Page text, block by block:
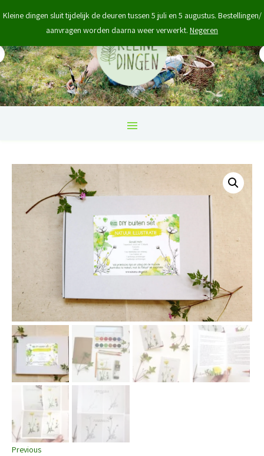
Previous
Kleine dingen sluit tijdelijk de deuren tussen 5 juli en 5 augustus. Bestellingen/
aanvragen worden daarna weer verwerkt. Negeren